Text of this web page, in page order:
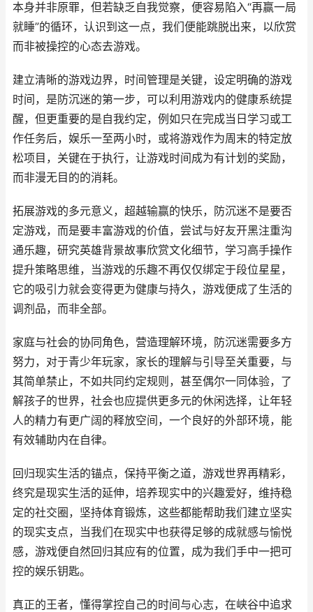
本身并非原罪，但若缺乏自我觉察，便容易陷入“再赢一局
就睡”的循环，认识到这一点，我们便能跳脱出来，以欣赏
而非被操控的心态去游戏。
建立清晰的游戏边界，时间管理是关键，设定明确的游戏
时间，是防沉迷的第一步，可以利用游戏内的健康系统提
醒，但更重要的是自我约定，例如只在完成当日学习或工
作任务后，娱乐一至两小时，或将游戏作为周末的特定放
松项目，关键在于执行，让游戏时间成为有计划的奖励，
而非漫无目的的消耗。
拓展游戏的多元意义，超越输赢的快乐，防沉迷不是要否
定游戏，而是要丰富游戏的价值，尝试与好友开黑注重沟
通乐趣，研究英雄背景故事欣赏文化细节，学习高手操作
提升策略思维，当游戏的乐趣不再仅仅绑定于段位星星，
它的吸引力就会变得更为健康与持久，游戏便成了生活的
调剂品，而非全部。
家庭与社会的协同角色，营造理解环境，防沉迷需要多方
努力，对于青少年玩家，家长的理解与引导至关重要，与
其简单禁止，不如共同约定规则，甚至偶尔一同体验，了
解孩子的世界，社会也应提供更多元的休闲选择，让年轻
人的精力有更广阔的释放空间，一个良好的外部环境，能
有效辅助内在自律。
回归现实生活的锚点，保持平衡之道，游戏世界再精彩，
终究是现实生活的延伸，培养现实中的兴趣爱好，维持稳
定的社交圈，坚持体育锻炼，这些都能帮助我们建立坚实
的现实支点，当我们在现实中也获得足够的成就感与愉悦
感，游戏便自然回归其应有的位置，成为我们手中一把可
控的娱乐钥匙。
真正的王者，懂得掌控自己的时间与心志，在峡谷中追求